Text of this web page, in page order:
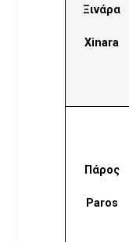
Ξινάρα
Xinara
Πάρος
Paros